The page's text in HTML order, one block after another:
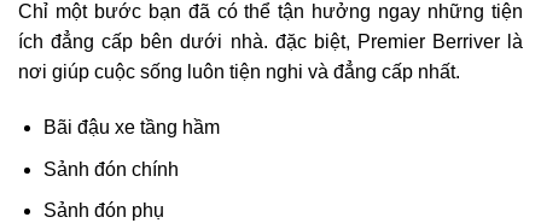
Chỉ một bước bạn đã có thể tận hưởng ngay những tiện
ích đẳng cấp bên dưới nhà. đặc biệt, Premier Berriver là
nơi giúp cuộc sống luôn tiện nghi và đẳng cấp nhất.
Bãi đậu xe tầng hầm
Sảnh đón chính
Sảnh đón phụ